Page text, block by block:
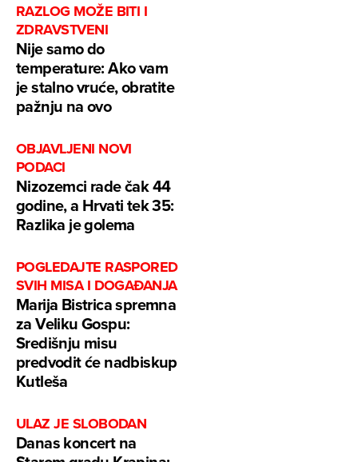
RAZLOG MOŽE BITI I
ZDRAVSTVENI
Nije samo do
temperature: Ako vam
je stalno vruće, obratite
pažnju na ovo
OBJAVLJENI NOVI
PODACI
Nizozemci rade čak 44
godine, a Hrvati tek 35:
Razlika je golema
POGLEDAJTE RASPORED
SVIH MISA I DOGAĐANJA
Marija Bistrica spremna
za Veliku Gospu:
Središnju misu
predvodit će nadbiskup
Kutleša
ULAZ JE SLOBODAN
Danas koncert na